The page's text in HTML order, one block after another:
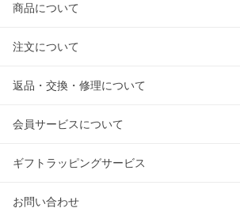
商品について
注文について
返品・交換・修理について
会員サービスについて
ギフトラッピングサービス
お問い合わせ